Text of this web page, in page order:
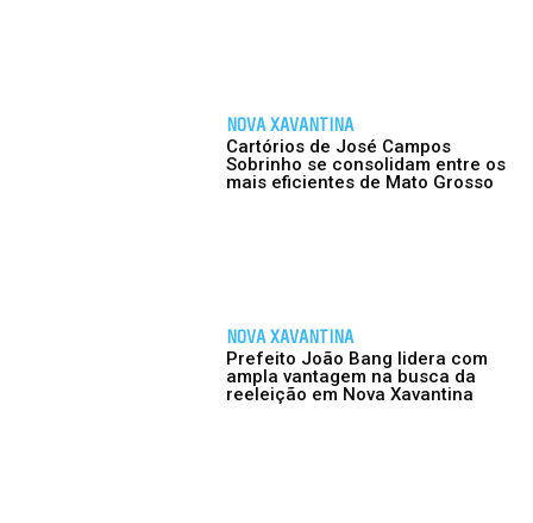
NOVA XAVANTINA
Cartórios de José Campos
Sobrinho se consolidam entre os
mais eficientes de Mato Grosso
NOVA XAVANTINA
Prefeito João Bang lidera com
ampla vantagem na busca da
reeleição em Nova Xavantina